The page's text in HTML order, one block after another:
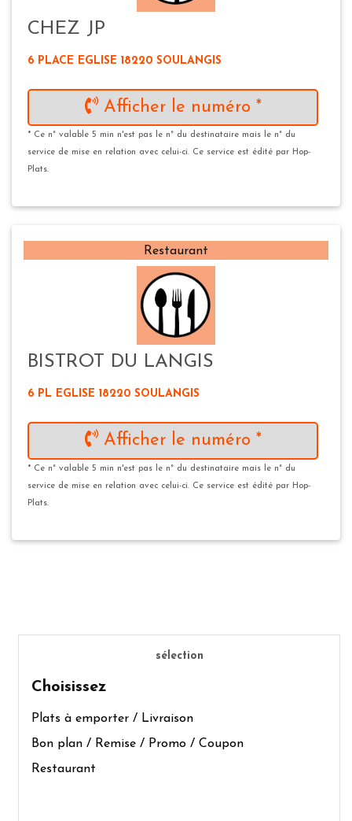
CHEZ JP
6 PLACE EGLISE 18220 SOULANGIS
Afficher le numéro *
* Ce n° valable 5 min n'est pas le n° du destinataire mais le n° du
service de mise en relation avec celui-ci. Ce service est édité par Hop-
Plats.
Restaurant
BISTROT DU LANGIS
6 PL EGLISE 18220 SOULANGIS
Afficher le numéro *
* Ce n° valable 5 min n'est pas le n° du destinataire mais le n° du
service de mise en relation avec celui-ci. Ce service est édité par Hop-
Plats.
sélection
Choisissez
Plats à emporter / Livraison
Bon plan / Remise / Promo / Coupon
Restaurant